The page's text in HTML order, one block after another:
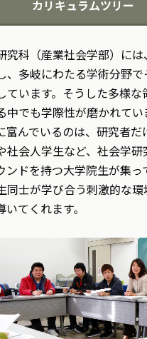
カリキュラムツリー
究科（産業社会学部）に
、多岐にわたる学術分野
ています。そうした多様な
中でも学際性が磨かれてい
富んでいるのは、研究者だ
社会人学生など、社会学
ンドを持つ大学院生が集っ
同士が学び合う刺激的な
てくれます。